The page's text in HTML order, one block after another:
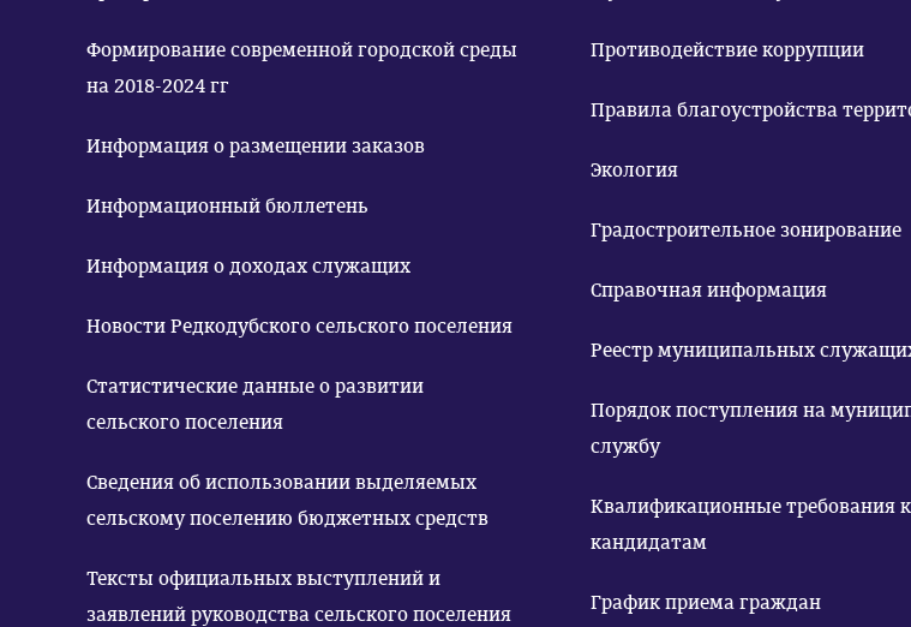
Формирование современной городской среды
на 2018-2024 гг
Информация о размещении заказов
Информационный бюллетень
Информация о доходах служащих
Новости Редкодубского сельского поселения
Статистические данные о развитии
сельского поселения
Сведения об использовании выделяемых
сельскому поселению бюджетных средств
Тексты официальных выступлений и
заявлений руководства сельского поселения
Противодействие коррупции
Правила благоустройства
Экология
Градостроительное зонирование
Справочная информация
Реестр муниципальных
Порядок поступления на
службу
Квалификационные требования к
кандидатам
График приема граждан